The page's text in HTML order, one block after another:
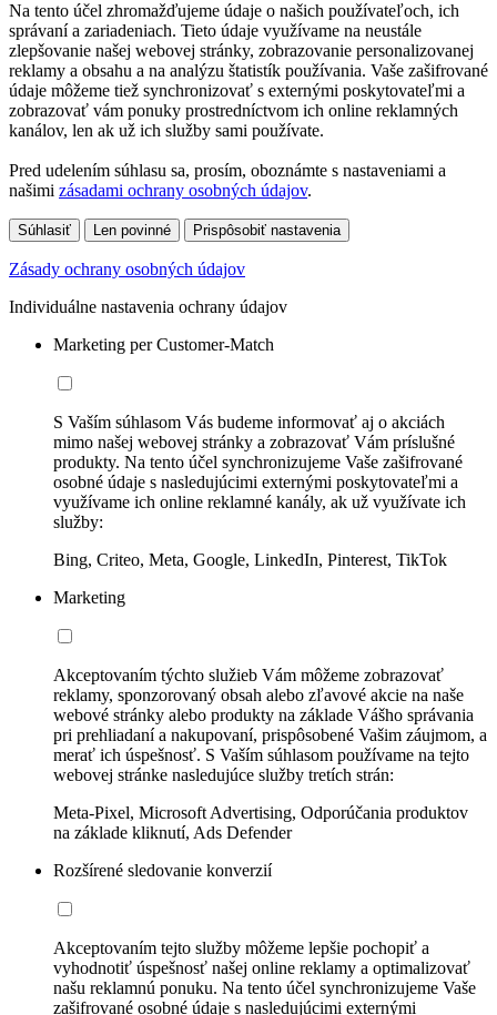
Na tento účel zhromažďujeme údaje o našich používateľoch, ich
správaní a zariadeniach. Tieto údaje využívame na neustále
zlepšovanie našej webovej stránky, zobrazovanie personalizovanej
reklamy a obsahu a na analýzu štatistík používania. Vaše zašifrované
údaje môžeme tiež synchronizovať s externými poskytovateľmi a
zobrazovať vám ponuky prostredníctvom ich online reklamných
kanálov, len ak už ich služby sami používate.
Pred udelením súhlasu sa, prosím, oboznámte s nastaveniami a
našimi zásadami ochrany osobných údajov.
Súhlasiť Len povinné Prispôsobiť nastavenia
Zásady ochrany osobných údajov
Individuálne nastavenia ochrany údajov
Marketing per Customer-Match
S Vaším súhlasom Vás budeme informovať aj o akciách
mimo našej webovej stránky a zobrazovať Vám príslušné
produkty. Na tento účel synchronizujeme Vaše zašifrované
osobné údaje s nasledujúcimi externými poskytovateľmi a
využívame ich online reklamné kanály, ak už využívate ich
služby:
Bing, Criteo, Meta, Google, LinkedIn, Pinterest, TikTok
Marketing
Akceptovaním týchto služieb Vám môžeme zobrazovať
reklamy, sponzorovaný obsah alebo zľavové akcie na naše
webové stránky alebo produkty na základe Vášho správania
pri prehliadaní a nakupovaní, prispôsobené Vašim záujmom, a
merať ich úspešnosť. S Vaším súhlasom používame na tejto
webovej stránke nasledujúce služby tretích strán:
Meta-Pixel, Microsoft Advertising, Odporúčania produktov
na základe kliknutí, Ads Defender
Rozšírené sledovanie konverzií
Akceptovaním tejto služby môžeme lepšie pochopiť a
vyhodnotiť úspešnosť našej online reklamy a optimalizovať
našu reklamnú ponuku. Na tento účel synchronizujeme Vaše
zašifrované osobné údaje s nasledujúcimi externými